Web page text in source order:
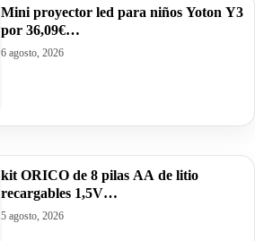
Mini proyector led para niños Yoton Y3
por 36,09€…
6 agosto, 2026
kit ORICO de 8 pilas AA de litio
recargables 1,5V…
5 agosto, 2026